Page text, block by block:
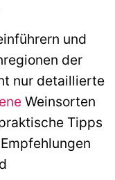
und
der
nur detaillierte
Weinsorten
Tipps